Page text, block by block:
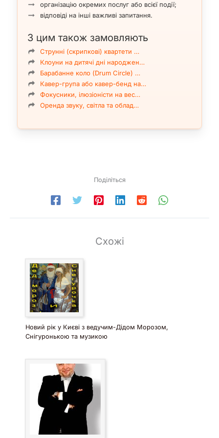
організацію окремих послуг або всієї події;
відповіді на інші важливі запитання.
З цим також замовляють
Струнні (скрипкові) квартети …
Клоуни на дитячі дні народжен…
Барабанне коло (Drum Circle) …
Кавер-група або кавер-бенд на…
Фокусники, ілюзіоністи на вес…
Оренда звуку, світла та облад…
Поділіться
Схожі
Новий рік у Києві з ведучим-Дідом Морозом,
Снігуронькою та музикою